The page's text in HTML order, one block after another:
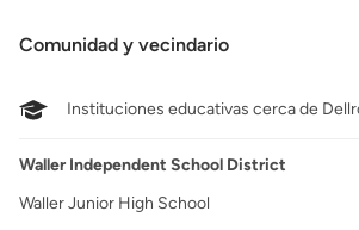
Comunidad y vecindario
Instituciones educativas cerca de
Waller Independent School District
Waller Junior High School